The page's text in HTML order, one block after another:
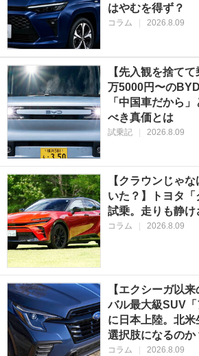
はやむを得ず？
コラム 2026.8.09
【先入観を捨て
万5000円〜の
「中国車だから
べき真価とは
試乗記 2026.8.09
【クラウンじゃ
いた？】トヨタ「
試乗。走りも静け
コラム 2026.8.09
【エクシーガ以
バル最大級SUV
に日本上陸。北
選択肢になるのか
コラム 2026.8.09